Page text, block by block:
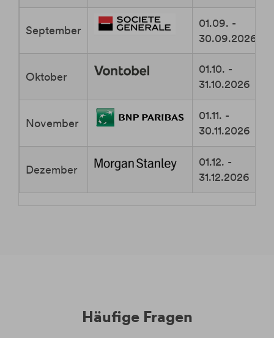
September
01.09. -
30.09.2026
Oktober
01.10. -
31.10.2026
November
01.11. -
30.11.2026
Dezember
01.12. -
31.12.2026
Häufige Fragen